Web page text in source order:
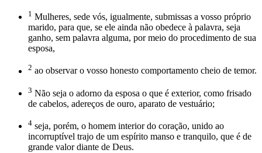
1 Mulheres, sede vós, igualmente, submissas a vosso próprio
marido, para que, se ele ainda não obedece à palavra, seja
ganho, sem palavra alguma, por meio do procedimento de sua
esposa,
2 ao observar o vosso honesto comportamento cheio de temor.
3 Não seja o adorno da esposa o que é exterior, como frisado
de cabelos, adereços de ouro, aparato de vestuário;
4 seja, porém, o homem interior do coração, unido ao
incorruptível trajo de um espírito manso e tranquilo, que é de
grande valor diante de Deus.